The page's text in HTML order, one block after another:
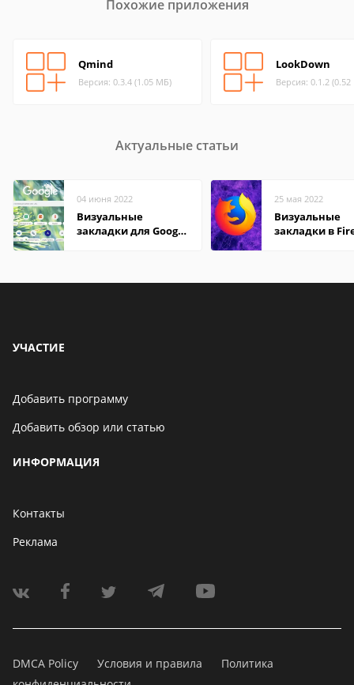
Похожие приложения
Qmind
Версия: 0.3.4 (1.05 МБ)
LookDown
Версия: 0.1.2
Актуальные статьи
04 июня 2022
Визуальные
закладки для Google
25 мая 2022
Визуальные
закладки в
УЧАСТИЕ
Добавить программу
Добавить обзор или статью
ИНФОРМАЦИЯ
Контакты
Реклама
DMCA Policy Условия и правила
Политика